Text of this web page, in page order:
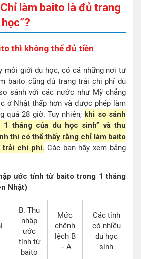
làm baito là đủ trang
thì không thể đủ tiền
môi giới du học, có cả những nơi tư
baito cũng đủ trang trải chi phí du
sánh với các nước như Mỹ chẳng
ở Nhật thấp hơn và được phép làm
quá 28 giờ. Tuy nhiên, khi so sánh
1 tháng của du học sinh” và thu
thì có thể thấy rằng chỉ làm baito
trải chi phí. Các bạn hãy xem bảng
ước tính từ baito trong 1 tháng
Nhật)
B. Thu
nhập
ước
tính từ
baito
Mức
chênh
lệch B
－A
Các tỉnh
có nhiều
du học
sinh